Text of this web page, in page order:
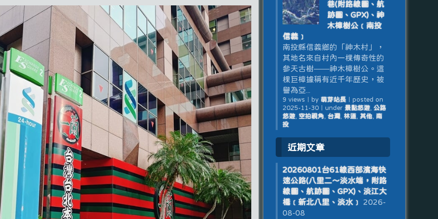
巷(附路線圖、航
跡圖、GPX)、神
木樟樹公﹝南投
信義﹞
南投縣信義鄉的「神木村」，
其地名來自村內一棵傳奇性的
參天古樹——神木樟樹公。這
棵巨樟據稱有近千年歷史，被
譽為亞...
9 views by 萌芽站長｜ posted on
2025-11-30｜ under 景點悠遊, 公路
悠遊, 空拍視角, 台灣, 林道, 其他, 南
投
近期文章
20260801台61線西部濱海快
速公路(八里二～淡水端，附路
線圖、航跡圖、GPX)、淡江大
橋﹝新北八里、淡水﹞
2026-
08-08